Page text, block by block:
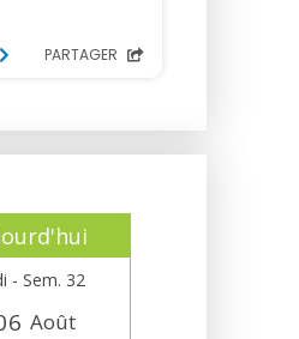
- Sem. 32
6 Août